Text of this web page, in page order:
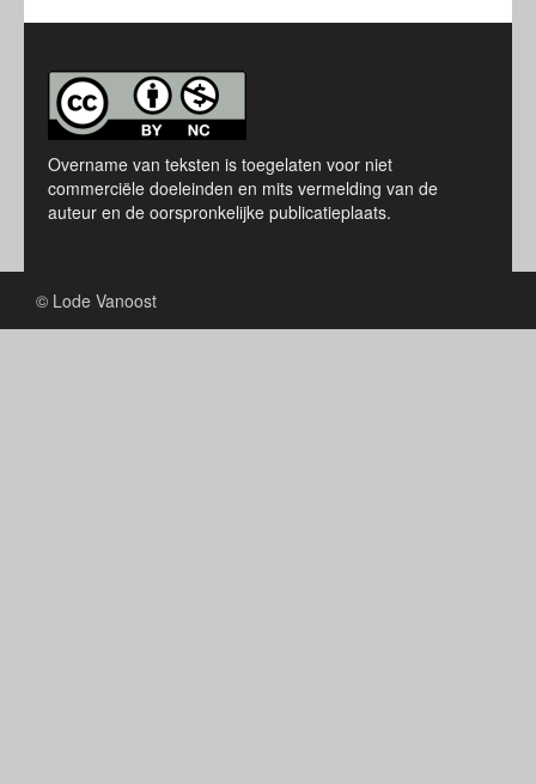
Overname van teksten is toegelaten voor niet
commerciële doeleinden en mits vermelding van de
auteur en de oorspronkelijke publicatieplaats.
© Lode Vanoost